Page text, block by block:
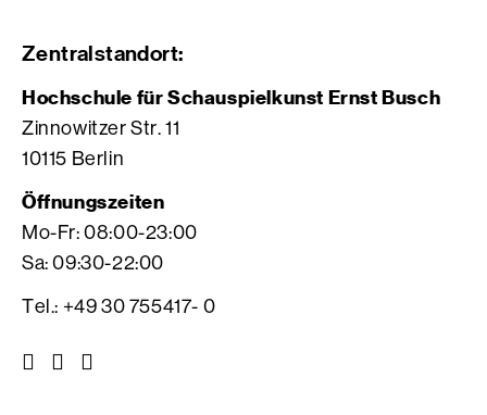
Zentralstandort:
Hochschule für Schauspielkunst Ernst Busch
Zinnowitzer Str. 11
10115 Berlin
Öffnungszeiten
Mo-Fr: 08:00-23:00
Sa: 09:30-22:00
Tel.: +49 30 755417- 0